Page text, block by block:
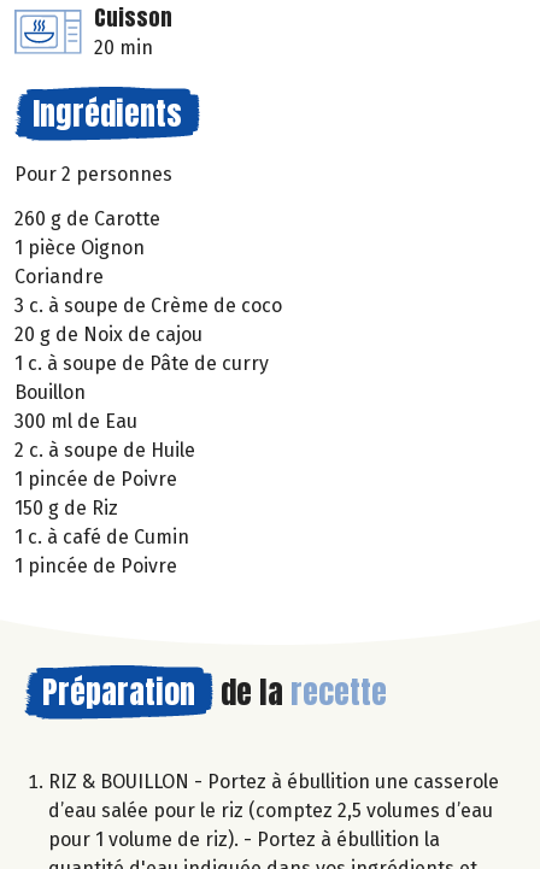
Cuisson
20 min
Ingrédients
Pour 2 personnes
260 g de Carotte
1 pièce Oignon
Coriandre
3 c. à soupe de Crème de coco
20 g de Noix de cajou
1 c. à soupe de Pâte de curry
Bouillon
300 ml de Eau
2 c. à soupe de Huile
1 pincée de Poivre
150 g de Riz
1 c. à café de Cumin
1 pincée de Poivre
Préparation de la recette
RIZ & BOUILLON - Portez à ébullition une casserole
d’eau salée pour le riz (comptez 2,5 volumes d’eau
pour 1 volume de riz). - Portez à ébullition la